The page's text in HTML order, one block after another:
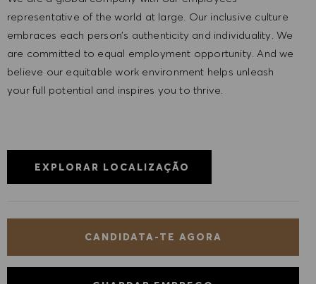
representative of the world at large. Our inclusive culture
embraces each person’s authenticity and individuality. We
are committed to equal employment opportunity. And we
believe our equitable work environment helps unleash
your full potential and inspires you to thrive.
EXPLORAR LOCALIZAÇÃO
CANDIDATA-TE AGORA